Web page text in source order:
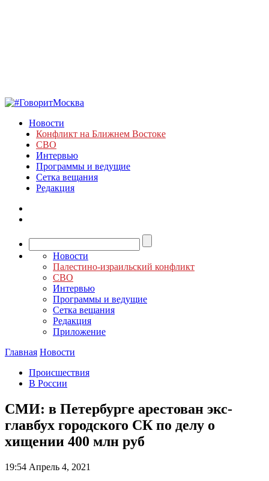
Новости
Конфликт на Ближнем Востоке
СВО
Интервью
Программы и ведущие
Сетка вещания
Редакция
Новости
Палестино-израильский конфликт
СВО
Интервью
Программы и ведущие
Сетка вещания
Редакция
Приложение
Главная Новости
Происшествия
В России
СМИ: в Петербурге арестован экс-
главбух городского СК по делу о
хищении 400 млн руб
19:54 Апрель 4, 2021